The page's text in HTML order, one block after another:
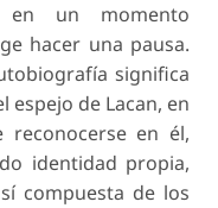
en un momento
hacer una pausa.
significa
espejo de Lacan, en
en él,
identidad propia,
compuesta de los